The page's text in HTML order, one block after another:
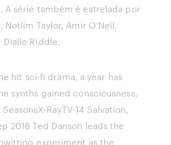
A série também é estrelada por
Notlim Taylor, Amir O’Neil,
Diallo Riddle.
hit sci-fi drama, a year has
synths gained consciousness,
RayTV-14 Salvation,
2018 Ted Danson leads the
experiment as the